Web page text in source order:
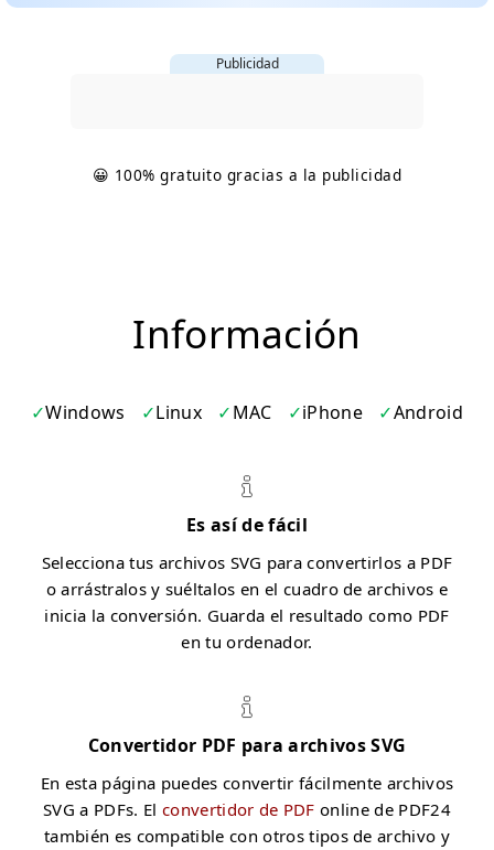
Publicidad
😀 100% gratuito gracias a la publicidad
Información
Windows Linux MAC iPhone Android
Es así de fácil
Selecciona tus archivos SVG para convertirlos a PDF
o arrástralos y suéltalos en el cuadro de archivos e
inicia la conversión. Guarda el resultado como PDF
en tu ordenador.
Convertidor PDF para archivos SVG
En esta página puedes convertir fácilmente archivos
SVG a PDFs. El convertidor de PDF online de PDF24
también es compatible con otros tipos de archivo y